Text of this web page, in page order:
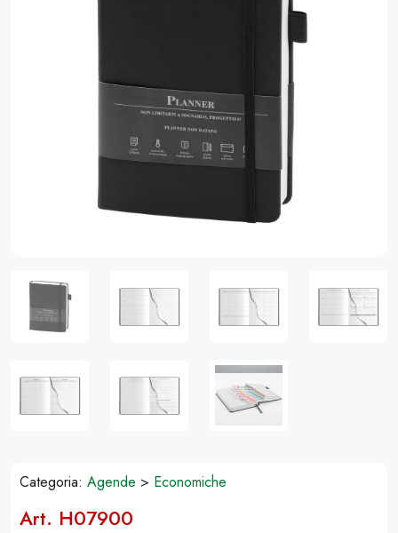
Categoria: Agende > Economiche
Art. H07900